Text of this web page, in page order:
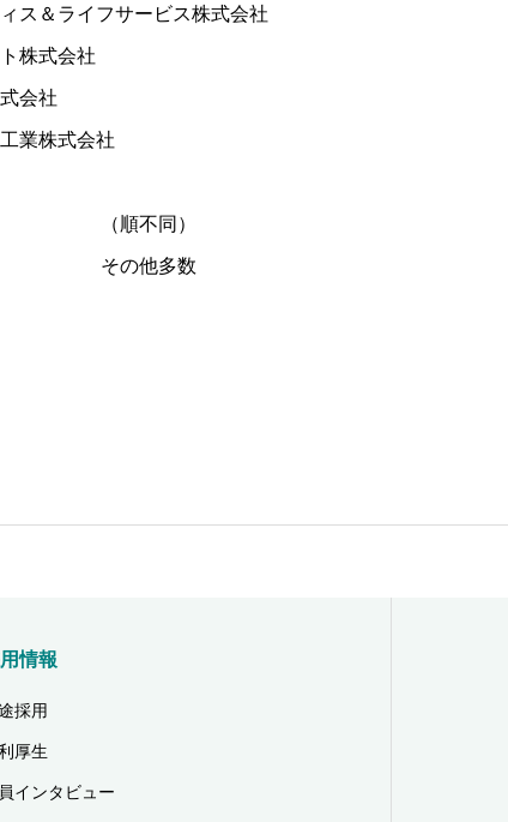
ス＆ライフサービス株式会社
株式会社
会社
業株式会社
（順不同）
その他多数
情報
採用
厚生
インタビュー